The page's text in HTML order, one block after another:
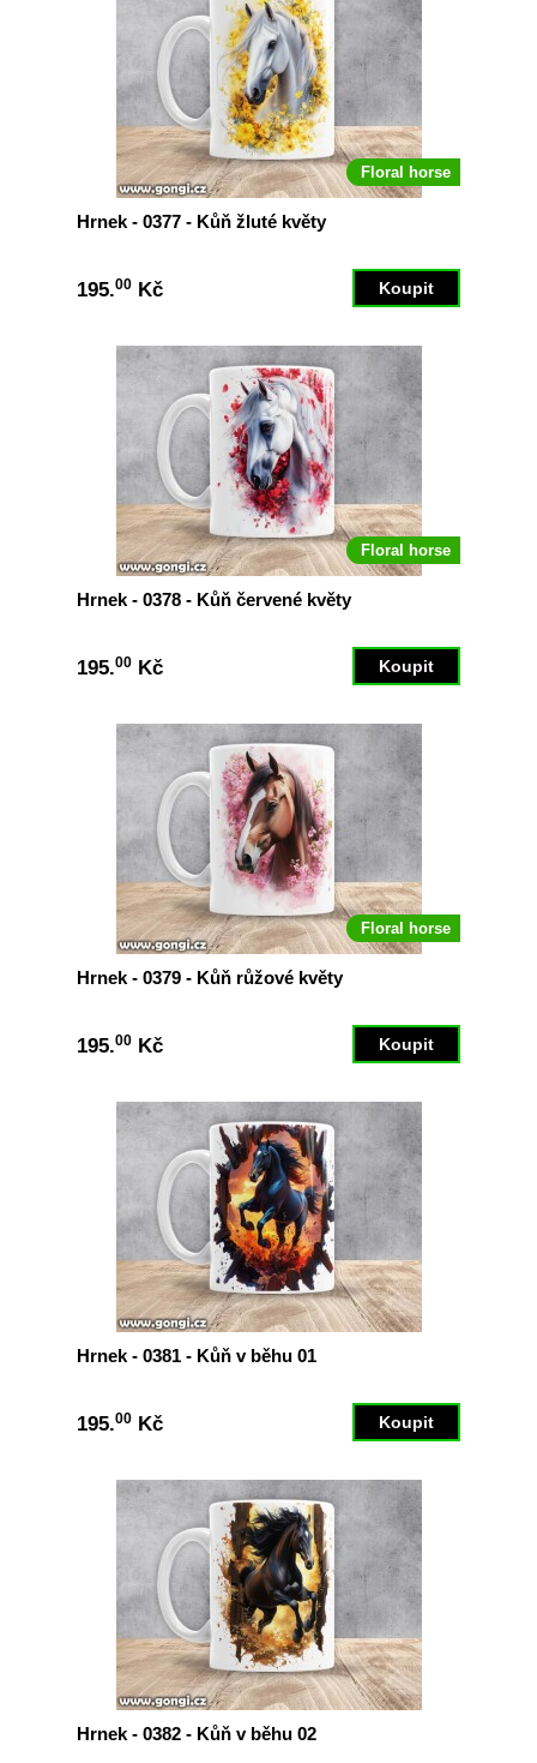
Floral horse
Hrnek - 0377 - Kůň žluté květy
195.00 Kč
Floral horse
Hrnek - 0378 - Kůň červené květy
195.00 Kč
Floral horse
Hrnek - 0379 - Kůň růžové květy
195.00 Kč
Hrnek - 0381 - Kůň v běhu 01
195.00 Kč
Hrnek - 0382 - Kůň v běhu 02